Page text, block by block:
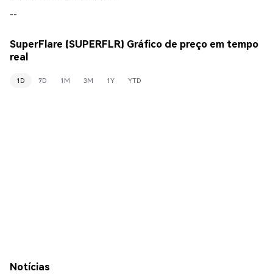
--
SuperFlare (SUPERFLR) Gráfico de preço em tempo
real
1D 7D 1M 3M 1Y YTD
Notícias